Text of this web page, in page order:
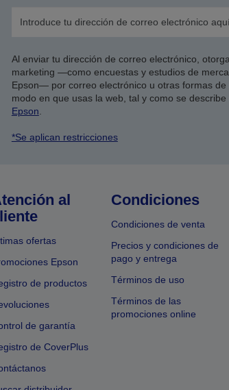
Al enviar tu dirección de correo electrónico,
marketing —como encuestas y estudios de
Epson— por correo electrónico u otras formas
modo en que usas la web, tal y como se describe
Epson.
*Se aplican restricciones
al
ofertas
Epson
de productos
de garantía
de CoverPlus
Condiciones
Condiciones de venta
Precios y condiciones de
pago y entrega
Términos de uso
Términos de las
promociones online